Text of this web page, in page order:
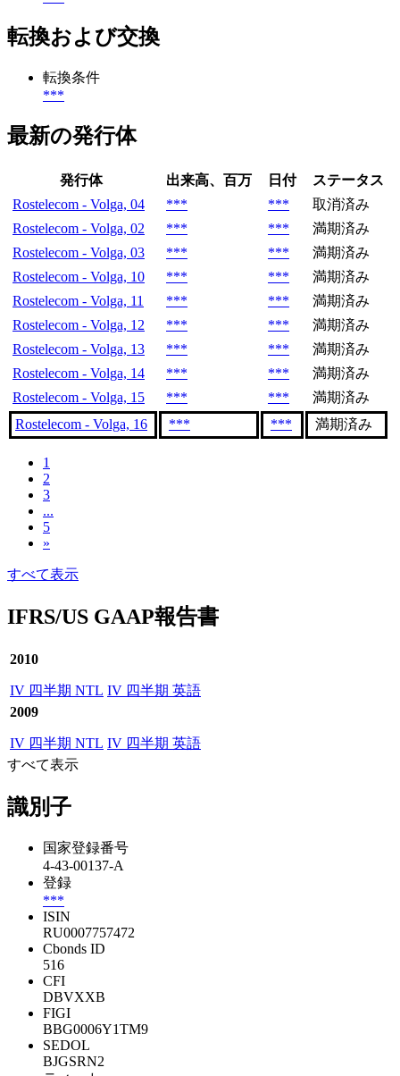
転換および交換
転換条件
***
最新の発行体
発行体 出来高、百万 日付
ステータス
Rostelecom - Volga, 04
*** ***
取消済み
Rostelecom - Volga, 02
*** ***
満期済み
Rostelecom - Volga, 03
*** ***
満期済み
Rostelecom - Volga, 10
*** ***
満期済み
Rostelecom - Volga, 11
*** ***
満期済み
Rostelecom - Volga, 12
*** ***
満期済み
Rostelecom - Volga, 13
*** ***
満期済み
Rostelecom - Volga, 14
*** ***
満期済み
Rostelecom - Volga, 15
*** ***
満期済み
Rostelecom - Volga, 16
*** *** 満期済み
1
2
3
...
5
»
すべて表示
IFRS/US GAAP報告書
2010
IV 四半期 NTL IV 四半期 英語
2009
IV 四半期 NTL IV 四半期 英語
すべて表示
識別子
国家登録番号
4-43-00137-A
登録
***
ISIN
RU0007757472
Cbonds ID
516
CFI
DBVXXB
FIGI
BBG0006Y1TM9
SEDOL
BJGSRN2